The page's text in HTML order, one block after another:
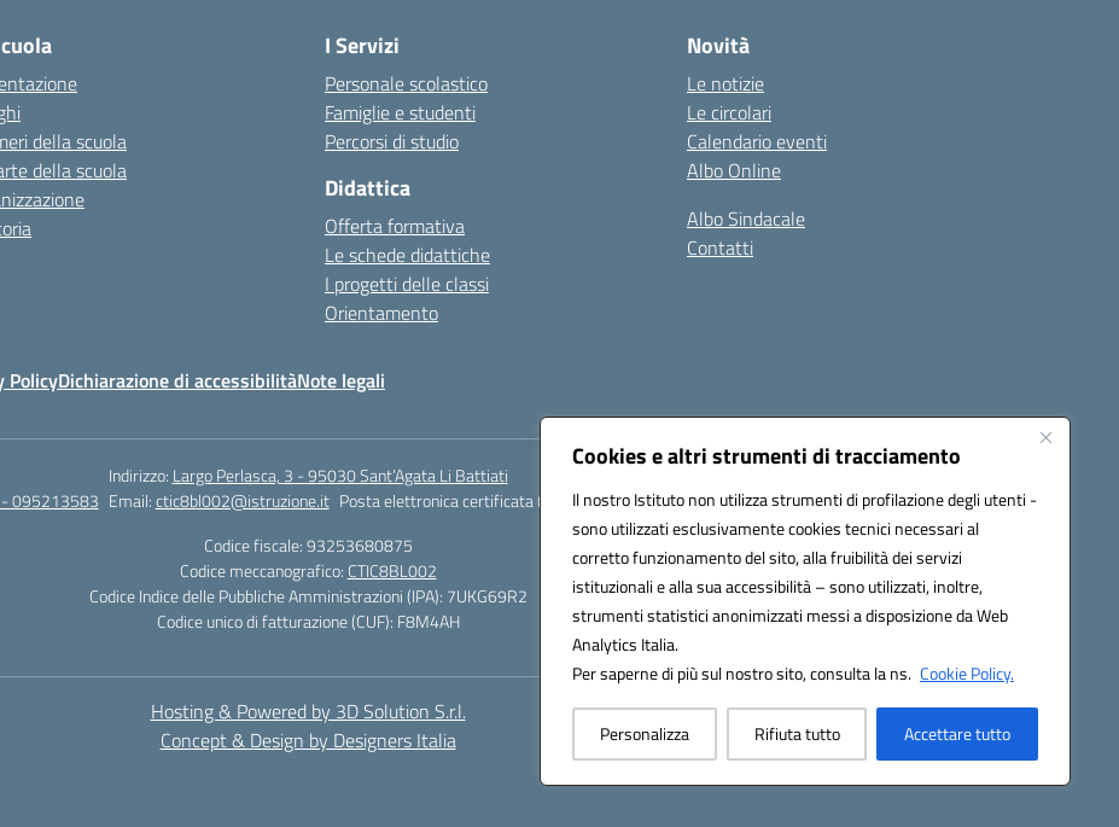
Cookies e altri strumenti di tracciamento
Il nostro Istituto non utilizza strumenti di profilazione degli utenti -
sono utilizzati esclusivamente cookies tecnici necessari al
corretto funzionamento del sito, alla fruibilità dei servizi
istituzionali e alla sua accessibilità – sono utilizzati, inoltre,
strumenti statistici anonimizzati messi a disposizione da Web
Analytics Italia.
Per saperne di più sul nostro sito, consulta la ns. Cookie Policy.
Personalizza Rifiuta tutto Accettare tutto
della scuola
della scuola
I Servizi
Personale scolastico
Famiglie e studenti
Percorsi di studio
Didattica
Offerta formativa
Le schede didattiche
I progetti delle classi
Orientamento
Novità
Le notizie
Le circolari
Calendario eventi
Albo Online
Albo Sindacale
Contatti
PolicyDichiarazione di accessibilitàNote legali
Indirizzo: Largo Perlasca, 3 - 95030 Sant’Agata Li Battiati
095213583 Email:ctic8bl002@istruzione.it Posta elettronica certificata (PEC):ctic8bl002@pec.istruzione.it
Codice fiscale: 93253680875
Codice meccanografico: CTIC8BL002
Codice Indice delle Pubbliche Amministrazioni (IPA): 7UKG69R2
Codice unico di fatturazione (CUF): F8M4AH
Hosting & Powered by 3D Solution S.r.l.
Concept & Design by Designers Italia